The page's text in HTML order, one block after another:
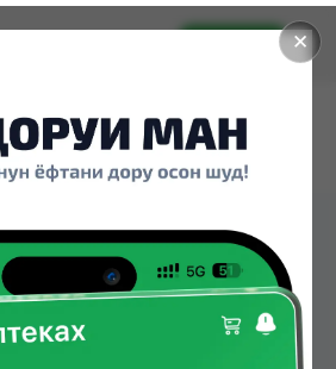
✕
Установить
МЕТ ТБ
850МГ